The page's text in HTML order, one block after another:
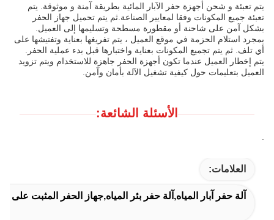
يتم تعبئة و شحن أجهزة حفر الآبار المائية بطريقة آمنة و موثوقة. يتم
تعبئة جميع المكونات وفقا لمعايير الصناعة.ثم يتم تحميل جهاز الحفر
بشكل آمن على شاحنة أو مقطورة مسطحة وتسليمها إلى العميل.
بمجرد استلام الحزمة في موقع العميل ، يتم تفريغها بعناية وتفتيشها على
أي تلف. ثم يتم تجميع المكونات بعناية واختبارها قبل بدء عملية الحفر.
يتم إخطار العميل عندما تكون أجهزة الحفر جاهزة للاستخدام ويتم تزويد
العميل بتعليمات حول كيفية تشغيل الآلة بأمان وآمن.
الأسئلة الشائعة:
العلامات:
آلة حفر آبار المياه,آلة حفر بئر المياه,جهاز الحفر المثبت على